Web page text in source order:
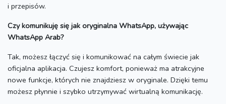
i przepisów.
Czy komunikuję się jak oryginalna WhatsApp, używając
WhatsApp Arab?
Tak, możesz łączyć się i komunikować na całym świecie jak
oficjalna aplikacja. Czujesz komfort, ponieważ ma atrakcyjne
nowe funkcje, których nie znajdziesz w oryginale. Dzięki temu
możesz płynnie i szybko utrzymywać wirtualną komunikację.